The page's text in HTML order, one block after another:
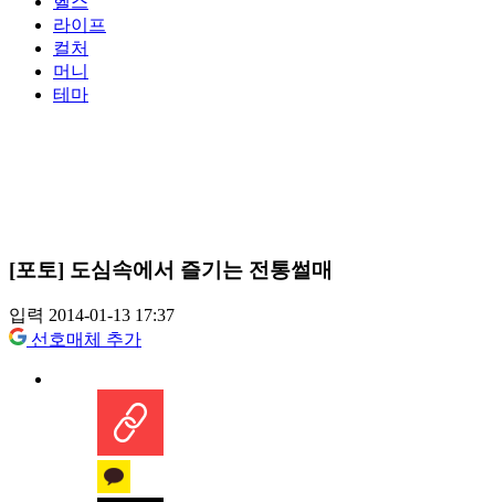
라이프
컬처
머니
테마
[포토] 도심속에서 즐기는 전통썰매
입력 2014-01-13 17:37
선호매체 추가